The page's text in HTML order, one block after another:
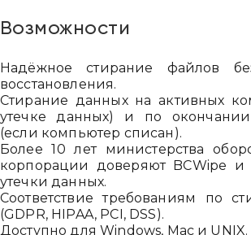
Возможности
Надёжное стирание файлов
восстановления.
Стирание данных на активных
утечке данных) и по
(если компьютер списан).
Более 10 лет министерства
корпорации доверяют BCWipe и
утечки данных.
Соответствие требованиям по
(GDPR, HIPAA, PCI, DSS).
Доступно для Windows, Mac и UNIX.